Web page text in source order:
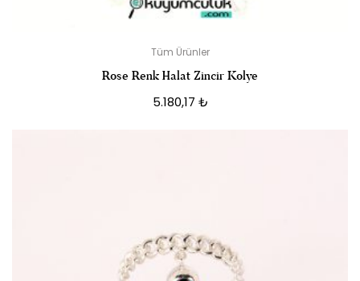
Tüm Ürünler
Rose Renk Halat Zincir Kolye
5.180,17 ₺